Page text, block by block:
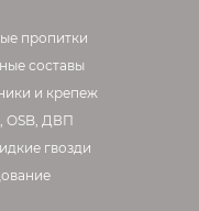
Расстояние от
правило,
грунтовки
по всей
пропитки
составы
и крепеж
OSB, ДВП
гвозди